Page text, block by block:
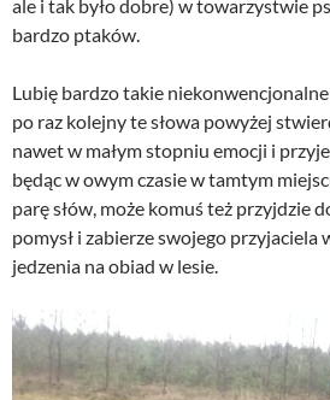
ale i tak było dobre) w towarzystwie
bardzo ptaków.
Lubię bardzo takie
po raz kolejny te słowa powyżej
nawet w małym stopniu emocji i
będąc w owym czasie w tamtym
parę słów, może komuś też przyjdzie
pomysł i zabierze swojego przyjaciela
jedzenia na obiad w lesie.